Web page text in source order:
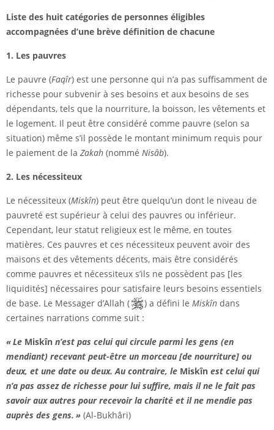
Liste des huit catégories de personnes éligibles
accompagnées d’une brève définition de chacune
1. Les pauvres
Le pauvre (Faqîr) est une personne qui n’a pas suffisamment de
richesse pour subvenir à ses besoins et aux besoins de ses
dépendants, tels que la nourriture, la boisson, les vêtements et
le logement. Il peut être considéré comme pauvre (selon sa
situation) même s’il possède le montant minimum requis pour
le paiement de la Zakah (nommé Nisâb).
2. Les nécessiteux
Le nécessiteux (Miskîn) peut être quelqu’un dont le niveau de
pauvreté est supérieur à celui des pauvres ou inférieur.
Cependant, leur statut religieux est le même, en toutes
matières. Ces pauvres et ces nécessiteux peuvent avoir des
maisons et des vêtements décents, mais être considérés
comme pauvres et nécessiteux s’ils ne possèdent pas [les
liquidités] nécessaires pour satisfaire leurs besoins essentiels
de base. Le Messager d’Allah (
) a défini le Miskîn dans
certaines narrations comme suit :
« Le Miskîn n’est pas celui qui circule parmi les gens (en
mendiant) recevant peut-être un morceau [de nourriture] ou
deux, et une date ou deux. Au contraire, le Miskîn est celui qui
n’a pas assez de richesse pour lui suffire, mais il ne le fait pas
savoir aux autres pour recevoir la charité et il ne mendie pas
auprès des gens. » (Al-Bukhâri)